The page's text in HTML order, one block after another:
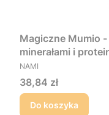
Magiczne Mumio
minerałami i
PRODUCENT
NAMI
Cena
38,84 zł
Do koszyka